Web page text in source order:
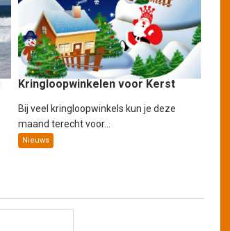
Kringloopwinkelen voor Kerst
Bij veel kringloopwinkels kun je deze
maand terecht voor...
Nieuws